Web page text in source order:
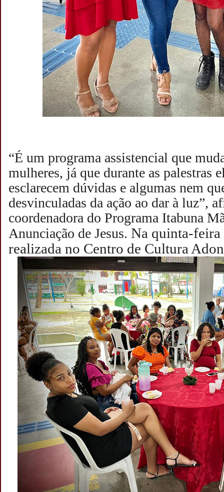
“É um programa assistencial que
mulheres, já que durante as palestras
esclarecem dúvidas e algumas nem
desvinculadas da ação ao dar à luz”,
coordenadora do Programa Itabuna
Anunciação de Jesus. Na quinta-feira
realizada no Centro de Cultura